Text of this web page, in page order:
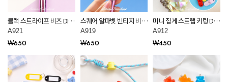
블랙 스트라이프 비즈 DIY
키링 부자재 만들기 공예
재료 A921
A921
₩650
스퀘어 알파벳 빈티지 비즈
DIY 키링 부자재 만들기 공
예 재료 A919
A919
₩650
미니 집게 스트랩 키링 DIY
키링 부자재 만들기 공예
재료 A912
A912
₩450